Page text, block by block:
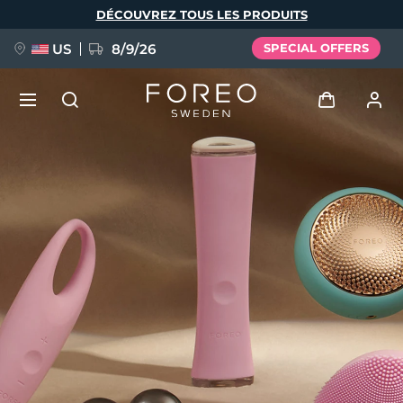
DÉCOUVREZ TOUS LES PRODUITS
US 8/9/26 SPECIAL OFFERS
Profil de l'utilisateur
Mes appareils
Mes commandes
Mes adresses
Mes abonnements
FAQ™ Pure Beauty-Tech Elixir
issa™ Teeth Whitening Set
English Deutsch
Español
Français
Português
Svenska
Русский
Türkçe
简体中文